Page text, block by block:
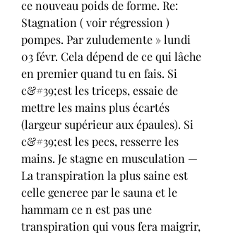
ce nouveau poids de forme. Re:
Stagnation ( voir régression )
pompes. Par zuludemente » lundi
03 févr. Cela dépend de ce qui lâche
en premier quand tu en fais. Si
c&#39;est les triceps, essaie de
mettre les mains plus écartés
(largeur supérieur aux épaules). Si
c&#39;est les pecs, resserre les
mains. Je stagne en musculation —
La transpiration la plus saine est
celle generee par le sauna et le
hammam ce n est pas une
transpiration qui vous fera maigrir,